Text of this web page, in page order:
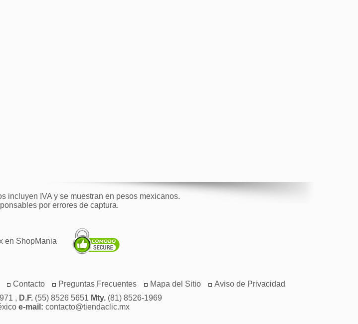
incluyen IVA y se muestran en pesos mexicanos.
por errores de captura.
Contacto Preguntas Frecuentes Mapa del Sitio
Aviso de Privacidad
, D.F.(55) 8526 5651 Mty.(81) 8526-1969
e-mail: contacto@tiendaclic.mx